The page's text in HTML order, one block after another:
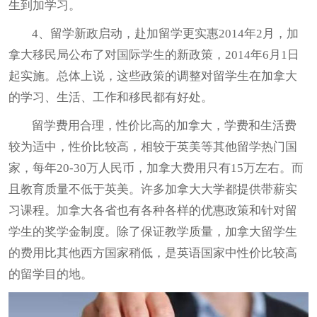
生到加学习。
4、留学新政启动，赴加留学更实惠2014年2月， 加
拿大移民局公布了对国际学生的新政策，2014年6月1日
起实施。总体上说，这些政策的调整对留学生在加拿大
的学习、生活、工作和移民都有好处。
留学费用合理，性价比高的加拿大，学费和生活费
较为适中，性价比较高，相较于英美等其他留学热门国
家，每年20-30万人民币，加拿大费用只有15万左右。而
且教育质量不低于英美。许多加拿大大学都提供带薪实
习课程。加拿大各省也有各种各样的优惠政策和针对留
学生的奖学金制度。除了保证教学质量，加拿大留学生
的费用比其他西方国家稍低，是英语国家中性价比较高
的留学目的地。